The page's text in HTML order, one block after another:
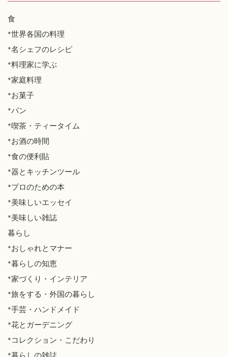
食
*世界各国の料理
*名シェフのレシピ
*料理家に学ぶ
*家庭料理
*お菓子
*パン
*喫茶・ティータイム
*お酒の時間
*食の便利貼
*器とキッチンツール
*プロのための本
*美味しいエッセイ
*美味しい雑誌
暮らし
*おしゃれとマナー
*暮らしの知恵
*家づくり・インテリア
*旅をする・外国の暮らし
*手芸・ハンドメイド
*花とガーデニング
*コレクション・こだわり